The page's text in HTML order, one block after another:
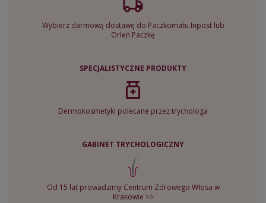
Wybierz darmową dostawę do Paczkomatu Inpost lub
Orlen Paczkę
SPECJALISTYCZNE PRODUKTY
Dermokosmetyki polecane przez trychologa
GABINET TRYCHOLOGICZNY
Od 15 lat prowadzimy Centrum Zdrowego Włosa w
Krakowie >>